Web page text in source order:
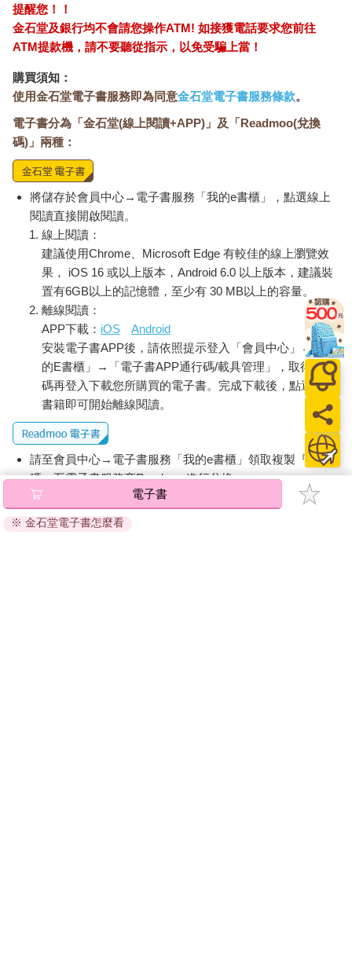
提醒您！！
金石堂及銀行均不會請您操作ATM! 如接獲電話要求您前往
ATM提款機，請不要聽從指示，以免受騙上當！
購買須知：
使用金石堂電子書服務即為同意金石堂電子書服務條款。
電子書分為「金石堂(線上閱讀+APP)」及「Readmoo(兌換
碼)」兩種：
將儲存於會員中心→電子書服務「我的e書櫃」，點選線上
閱讀直接開啟閱讀。
線上閱讀：
建議使用Chrome、Microsoft Edge 有較佳的線上瀏覽效
果， iOS 16 或以上版本，Android 6.0 以上版本，建議裝
置有6GB以上的記憶體，至少有 30 MB以上的容量。
離線閱讀：
APP下載： iOS
Android
安裝電子書APP後，請依照提示登入「會員中心」→「我
的E書櫃」→「電子書APP通行碼/載具管理」，取得通行
碼再登入下載您所購買的電子書。完成下載後，點選任一
書籍即可開始離線閱讀。
請至會員中心→電子書服務「我的e書櫃」領取複製『兌換
碼』至電子書服務商Readmoo進行兌換。
退換貨須知：
因版權保護，您在金石堂所購買的電子書僅能以金石堂專屬
電子書
※ 金石堂電子書怎麼看